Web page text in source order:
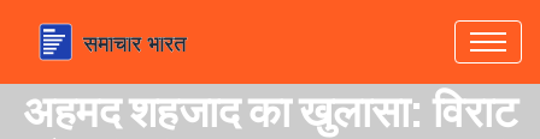
अहमद शहजाद का खुलासा: विराट